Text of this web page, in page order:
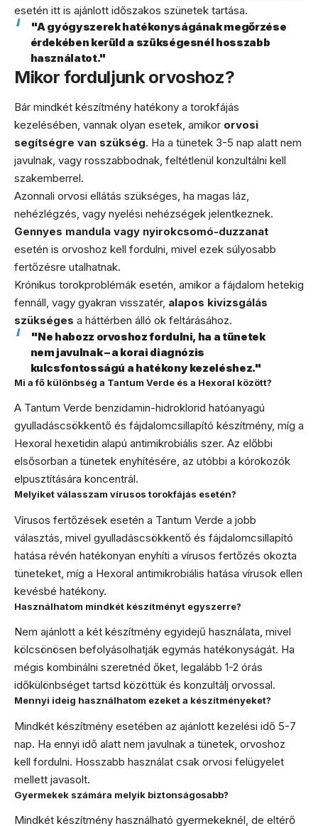
esetén itt is ajánlott időszakos szünetek tartása.
"A gyógyszerek hatékonyságának megőrzése
érdekében kerüld a szükségesnél hosszabb
használatot."
Mikor forduljunk orvoshoz?
Bár mindkét készítmény hatékony a torokfájás
kezelésében, vannak olyan esetek, amikor orvosi
segítségre van szükség. Ha a tünetek 3-5 nap alatt nem
javulnak, vagy rosszabbodnak, feltétlenül konzultálni kell
szakemberrel.
Azonnali orvosi ellátás szükséges, ha magas láz,
nehézlégzés, vagy nyelési nehézségek jelentkeznek.
Gennyes mandula vagy nyirokcsomó-duzzanat
esetén is orvoshoz kell fordulni, mivel ezek súlyosabb
fertőzésre utalhatnak.
Krónikus torokproblémák esetén, amikor a fájdalom hetekig
fennáll, vagy gyakran visszatér, alapos kivizsgálás
szükséges a háttérben álló ok feltárásához.
"Ne habozz orvoshoz fordulni, ha a tünetek
nem javulnak – a korai diagnózis
kulcsfontosságú a hatékony kezeléshez."
Mi a fő különbség a Tantum Verde és a Hexoral között?
A Tantum Verde benzidamin-hidroklorid hatóanyagú
gyulladáscsökkentő és fájdalomcsillapító készítmény, míg a
Hexoral hexetidin alapú antimikrobiális szer. Az előbbi
elsősorban a tünetek enyhítésére, az utóbbi a kórokozók
elpusztítására koncentrál.
Melyiket válasszam vírusos torokfájás esetén?
Vírusos fertőzések esetén a Tantum Verde a jobb
választás, mivel gyulladáscsökkentő és fájdalomcsillapító
hatása révén hatékonyan enyhíti a vírusos fertőzés okozta
tüneteket, míg a Hexoral antimikrobiális hatása vírusok ellen
kevésbé hatékony.
Használhatom mindkét készítményt egyszerre?
Nem ajánlott a két készítmény egyidejű használata, mivel
kölcsönösen befolyásolhatják egymás hatékonyságát. Ha
mégis kombinálni szeretnéd őket, legalább 1-2 órás
időkülönbséget tartsd közöttük és konzultálj orvossal.
Mennyi ideig használhatom ezeket a készítményeket?
Mindkét készítmény esetében az ajánlott kezelési idő 5-7
nap. Ha ennyi idő alatt nem javulnak a tünetek, orvoshoz
kell fordulni. Hosszabb használat csak orvosi felügyelet
mellett javasolt.
Gyermekek számára melyik biztonságosabb?
Mindkét készítmény használható gyermekeknél, de eltérő